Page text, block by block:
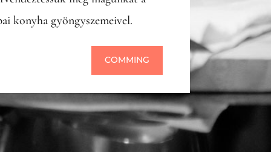
konyha gyöngyszemeivel.
COMMING